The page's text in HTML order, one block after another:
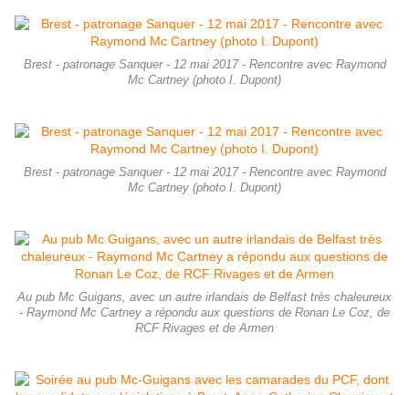
Brest - patronage Sanquer - 12 mai 2017 - Rencontre avec Raymond
Mc Cartney (photo I. Dupont)
Brest - patronage Sanquer - 12 mai 2017 - Rencontre avec Raymond
Mc Cartney (photo I. Dupont)
Au pub Mc Guigans, avec un autre irlandais de Belfast très chaleureux
- Raymond Mc Cartney a répondu aux questions de Ronan Le Coz, de
RCF Rivages et de Armen